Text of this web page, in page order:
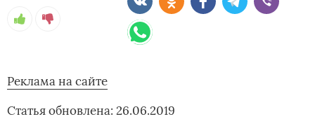
Реклама на сайте
Статья обновлена: 26.06.2019